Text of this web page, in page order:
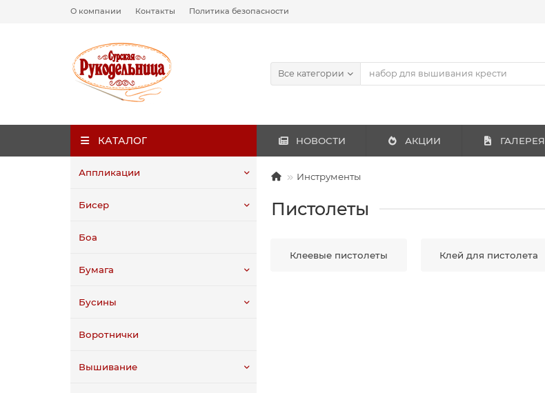
О компании Контакты Политика безопасности
Все категории
КАТАЛОГ
Аппликации
Бисер
Боа
Бумага
Бусины
Воротнички
Вышивание
НОВОСТИ АКЦИИ ГАЛЕРЕЯ
Инструменты
Пистолеты
Клеевые пистолеты Клей для пистолета